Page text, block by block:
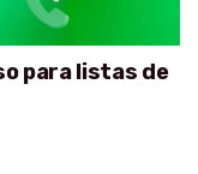
para listas de